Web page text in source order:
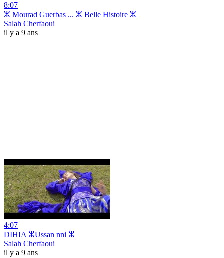
8:07
ⵣ Mourad Guerbas ... ⵣ Belle Histoire ⵣ
Salah Cherfaoui
il y a 9 ans
4:07
DIHIA ⵣUssan nni ⵣ
Salah Cherfaoui
il y a 9 ans